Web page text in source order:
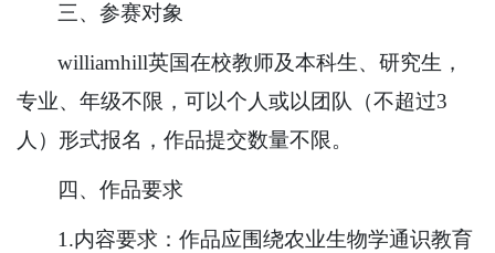
三、参赛对象
williamhill英国在校教师及本科生、研究生，
专业、年级不限，可以个人或以团队（不超过3
人）形式报名，作品提交数量不限。
四、作品要求
1.内容要求：作品应围绕农业生物学通识教育